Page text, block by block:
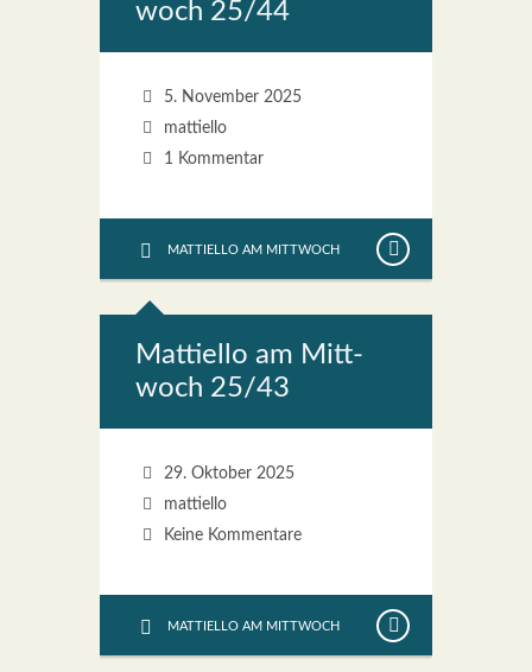
woch 25/44
5. November 2025
mattiello
1 Kommentar
MATTIELLO AM MITTWOCH
Mat­ti­el­lo am Mitt­
woch 25/43
29. Oktober 2025
mattiello
Keine Kommentare
MATTIELLO AM MITTWOCH